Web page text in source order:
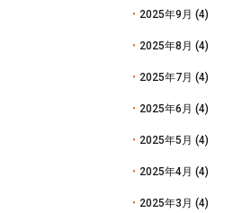
2025年9月 (4)
2025年8月 (4)
2025年7月 (4)
2025年6月 (4)
2025年5月 (4)
2025年4月 (4)
2025年3月 (4)